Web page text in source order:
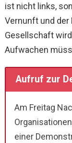
ist nicht links,
Vernunft und
Gesellschaft
Aufwachen
Aufruf zur
Am Freitag
einer